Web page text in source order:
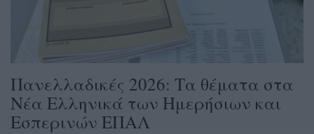
Πανελλαδικές 2026: Τα θέματα στα
Νέα Ελληνικά των Ημερήσιων και
Εσπερινών ΕΠΑΛ